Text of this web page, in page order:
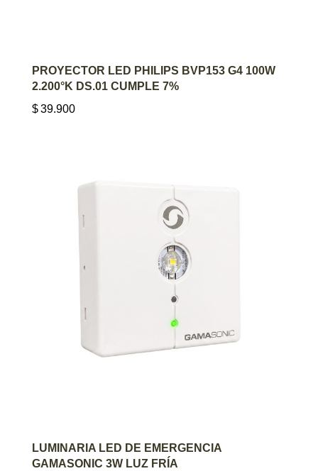
AGREGAR AL CARRITO
PROYECTOR LED PHILIPS BVP153 G4 100W
2.200°K DS.01 CUMPLE 7%
$39.900
AGREGAR AL CARRITO
LUMINARIA LED DE EMERGENCIA
GAMASONIC 3W LUZ FRÍA